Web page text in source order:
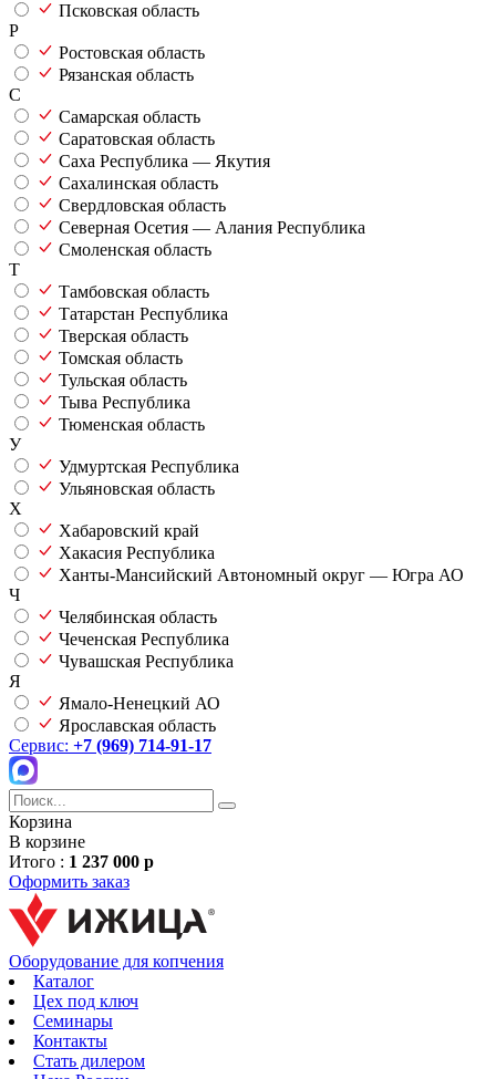
Псковская область
Р
Ростовская область
Рязанская область
С
Самарская область
Саратовская область
Саха Республика — Якутия
Сахалинская область
Свердловская область
Северная Осетия — Алания Республика
Смоленская область
Т
Тамбовская область
Татарстан Республика
Тверская область
Томская область
Тульская область
Тыва Республика
Тюменская область
У
Удмуртская Республика
Ульяновская область
Х
Хабаровский край
Хакасия Республика
Ханты-Мансийский Автономный округ — Югра АО
Ч
Челябинская область
Чеченская Республика
Чувашская Республика
Я
Ямало-Ненецкий АО
Ярославская область
Сервис: +7 (969) 714-91-17
Корзина
В корзине
Итого : 1 237 000 р
Оформить заказ
Оборудование для копчения
Каталог
Цех под ключ
Семинары
Контакты
Стать дилером